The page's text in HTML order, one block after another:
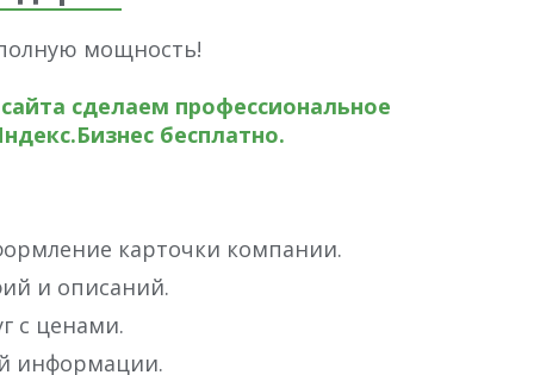
мощность!
сделаем профессиональное
бесплатно.
карточки компании.
и описаний.
с ценами.
информации.